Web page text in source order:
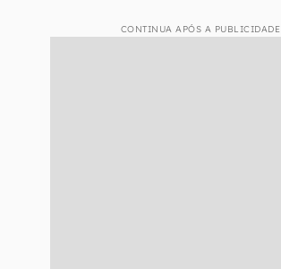
CONTINUA APÓS A PUBLICIDADE